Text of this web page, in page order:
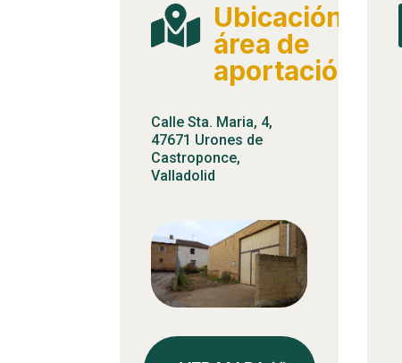
 Ubicación
área de
aportación
Calle Sta. Maria, 4,
47671 Urones de
Castroponce,
Valladolid